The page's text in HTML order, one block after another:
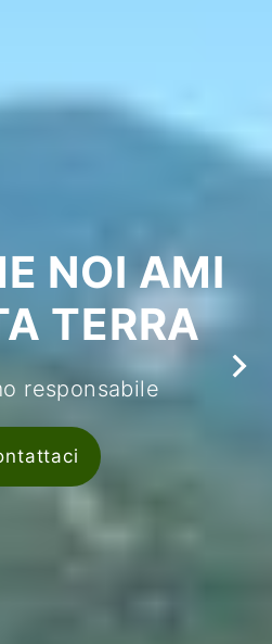
NOI AMI
TERRA
responsabile